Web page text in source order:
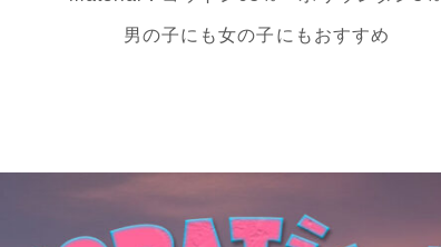
男の子にも女の子にもおすすめ